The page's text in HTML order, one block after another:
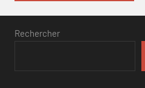
Rechercher